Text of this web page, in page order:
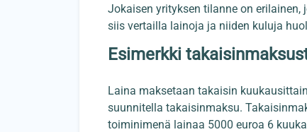
Jokaisen yrityksen tilanne on
siis vertailla lainoja ja niiden kuluja
Esimerkki
Laina maksetaan takaisin
suunnitella takaisinmaksu.
toiminimenä lainaa 5000 euroa 6